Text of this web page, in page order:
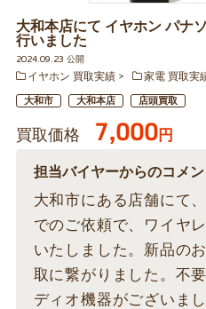
大和本店にて イヤホン パナ
行いました
2024.09.23 公開
イヤホン 買取実績
家電 買取実
大和市 大和本店 店頭買取
買取価格 7,000円
担当バイヤーからのコメン
大和市にある店舗にて
でのご依頼で、ワイヤ
いたしました。新品の
取に繋がりました。不
ディオ機器がございま